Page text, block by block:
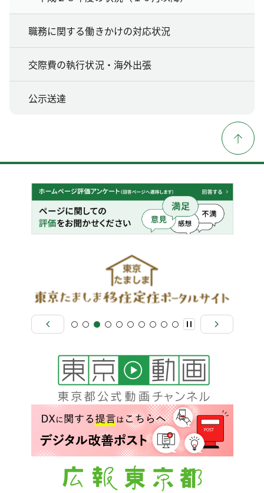
職務に関する働きかけの対応状況
交際費の執行状況・海外出張
公示送達